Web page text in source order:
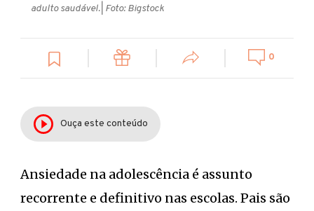
adulto saudável. | Foto: Bigstock
0
Ouça este conteúdo
Ansiedade na adolescência é assunto
recorrente e definitivo nas escolas. Pais são